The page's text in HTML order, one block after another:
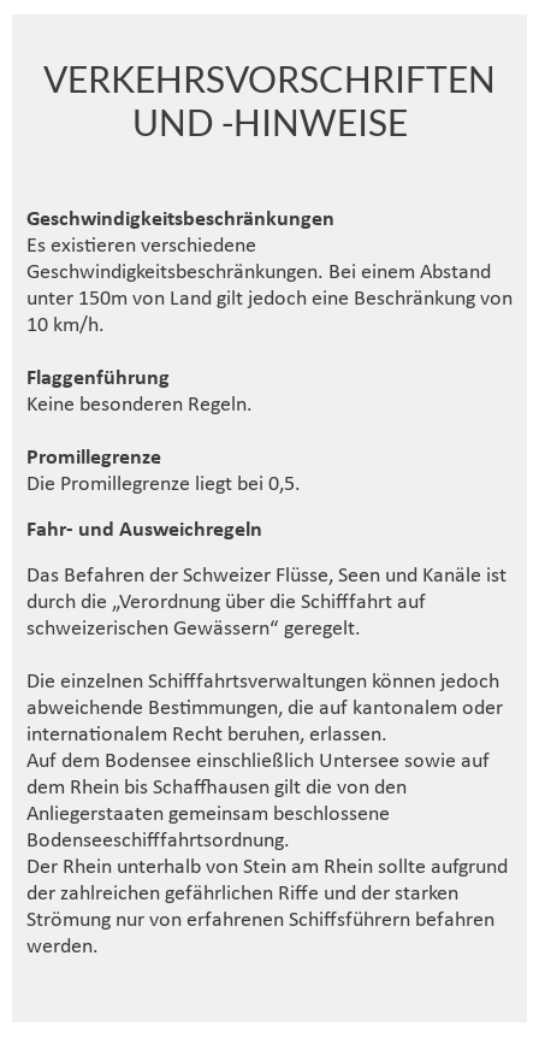
VERKEHRSVORSCHRIFTEN
UND -HINWEISE
Geschwindigkeitsbeschränkungen
Es existieren verschiedene
Geschwindigkeitsbeschränkungen. Bei einem Abstand
unter 150m von Land gilt jedoch eine Beschränkung von
10 km/h.
Flaggenführung
Keine besonderen Regeln.
Promillegrenze
Die Promillegrenze liegt bei 0,5.
Fahr- und Ausweichregeln
Das Befahren der Schweizer Flüsse, Seen und Kanäle ist
durch die „Verordnung über die Schifffahrt auf
schweizerischen Gewässern“ geregelt.
Die einzelnen Schifffahrtsverwaltungen können jedoch
abweichende Bestimmungen, die auf kantonalem oder
internationalem Recht beruhen, erlassen.
Auf dem Bodensee einschließlich Untersee sowie auf
dem Rhein bis Schaffhausen gilt die von den
Anliegerstaaten gemeinsam beschlossene
Bodenseeschifffahrtsordnung.
Der Rhein unterhalb von Stein am Rhein sollte aufgrund
der zahlreichen gefährlichen Riffe und der starken
Strömung nur von erfahrenen Schiffsführern befahren
werden.